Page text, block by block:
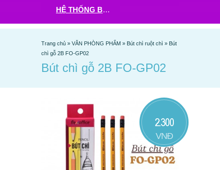
HỆ THỐNG BHX - TGDĐ ĐẶT HÀNG TẠI ĐÂY
Trang chủ » VĂN PHÒNG PHẨM » Bút chì ruột chì » Bút
chì gỗ 2B FO-GP02
Bút chì gỗ 2B FO-GP02
2.300
VNĐ